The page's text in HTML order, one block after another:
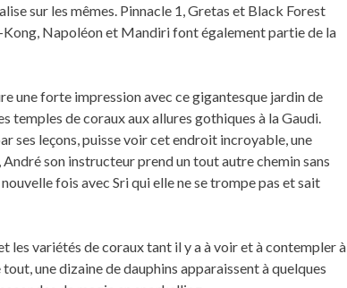
sur les mêmes. Pinnacle 1, Gretas et Black Forest
Napoléon et Mandiri font également partie de la
une forte impression avec ce gigantesque jardin de
temples de coraux aux allures gothiques à la Gaudi.
ses leçons, puisse voir cet endroit incroyable, une
son instructeur prend un tout autre chemin sans
fois avec Sri qui elle ne se trompe pas et sait
les variétés de coraux tant il y a à voir et à contempler à
une dizaine de dauphins apparaissent à quelques